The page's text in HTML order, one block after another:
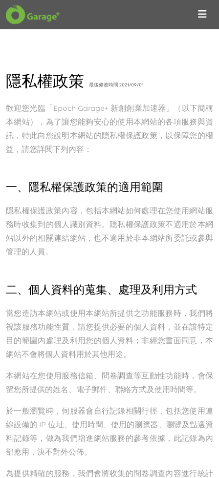
隱私權政策 最後修改時間 2021/09/01
歡迎您光臨「Epoch Garage+ 新創創業加速器」（以下簡稱
本網站），為了讓您能夠安心的使用本網站的各項服務與資
訊，特此向您說明本網站的隱私權保護政策，以保障您的權
益，請您詳閱下列內容：
一、隱私權保護政策的適用範圍
隱私權保護政策內容，包括本網站如何處理在您使用網站服
務時收集到的個人識別資料。隱私權保護政策不適用於本網
站以外的相關連結網站，也不適用於非本網站所委託或參與
管理的人員。
二、個人資料的蒐集、處理及利用方式
當您造訪本網站或使用本網站所提供之功能服務時，我們將
視該服務功能性質，請您提供必要的個人資料，並在該特定
目的範圍內處理及利用您的個人資料；非經您書面同意，本
網站不會將個人資料用於其他用途。
本網站在您使用服務信箱、問卷調查等互動性功能時，會保
留您所提供的姓名、電子郵件、聯絡方式及使用時間等。
於一般瀏覽時，伺服器會自行記錄相關行徑，包括您使用連
線設備的 IP 位址、使用時間、使用的瀏覽器、瀏覽及點選資
料記錄等，做為我們增進網站服務的參考依據，此記錄為內
部應用，決不對外公佈。
為提供精確的服務，我們會將收集的問卷調查內容進行統計